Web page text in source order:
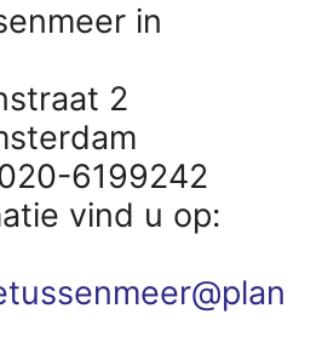
in
2
6199242
vind u op: